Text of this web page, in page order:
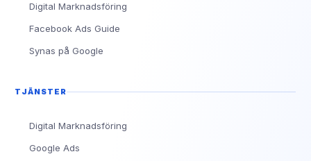
Digital Marknadsföring
Facebook Ads Guide
Synas på Google
TJÄNSTER
Digital Marknadsföring
Google Ads